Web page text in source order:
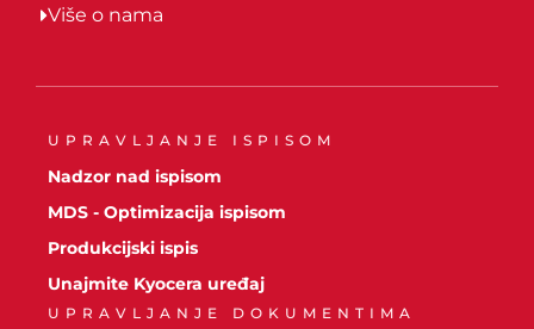
Više o nama
UPRAVLJANJE ISPISOM
Nadzor nad ispisom
MDS - Optimizacija ispisom
Produkcijski ispis
Unajmite Kyocera uređaj
UPRAVLJANJE DOKUMENTIMA